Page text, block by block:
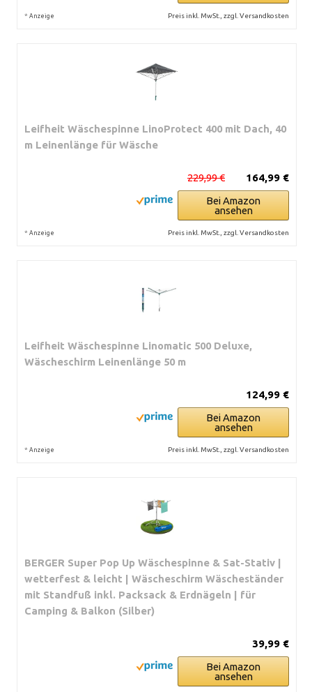
* Anzeige Preis inkl. MwSt., zzgl. Versandkosten
Leifheit Wäschespinne LinoProtect 400 mit Dach, 40
m Leinenlänge für Wäsche
164,99 €
229,99 €
Bei Amazon
ansehen
* Anzeige Preis inkl. MwSt., zzgl. Versandkosten
Leifheit Wäschespinne Linomatic 500 Deluxe,
Wäscheschirm Leinenlänge 50 m
124,99 €
Bei Amazon
ansehen
* Anzeige Preis inkl. MwSt., zzgl. Versandkosten
BERGER Super Pop Up Wäschespinne & Sat-Stativ |
wetterfest & leicht | Wäscheschirm Wäscheständer
mit Standfuß inkl. Packsack & Erdnägeln | für
Camping & Balkon (Silber)
39,99 €
Bei Amazon
ansehen